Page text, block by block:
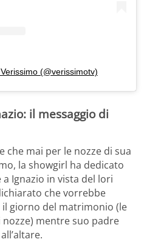
(@verissimotv)
il messaggio di
che mai per le nozze di sua
la showgirl ha dedicato
Ignazio in vista del lori
che vorrebbe
il giorno del matrimonio (le
mentre suo padre